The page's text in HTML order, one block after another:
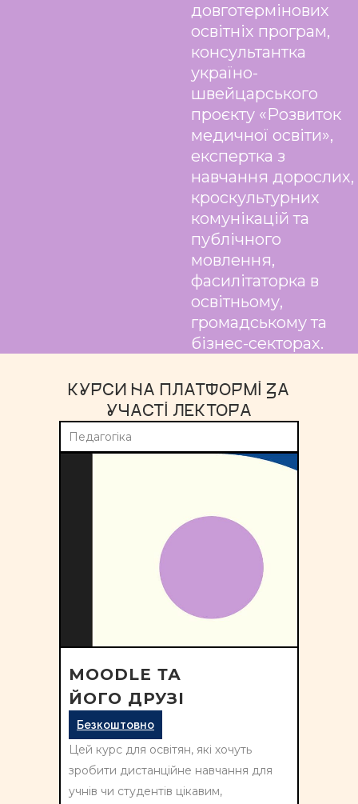
довготермінових
освітніх програм,
консультантка
україно-
швейцарського
проєкту «Розвиток
медичної освіти»,
експертка з
навчання дорослих,
кроскультурних
комунікацій та
публічного
мовлення,
фасилітаторка в
освітньому,
громадському та
бізнес-секторах.
КУРСИ НА ПЛАТФОРМІ ЗА
УЧАСТІ ЛЕКТОРА
Педагогіка
MOODLE ТА
ЙОГО ДРУЗІ
Безкоштовно
Цей курс для освітян, які хочуть
зробити дистанційне навчання для
учнів чи студентів цікавим,